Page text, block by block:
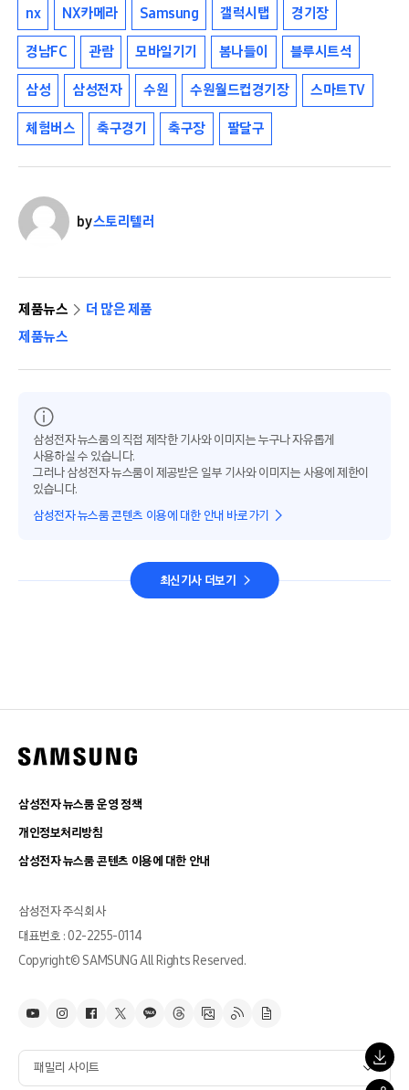
nx NX카메라 Samsung 갤럭시탭 경기장
경남FC 관람 모바일기기 봄나들이 블루시트석
삼성 삼성전자 수원 수원월드컵경기장 스마트TV
체험버스 축구경기 축구장 팔달구
by스토리텔러
제품뉴스
더 많은 제품
제품뉴스
삼성전자 뉴스룸의 직접 제작한 기사와 이미지는 누구나 자유롭게
사용하실 수 있습니다.
그러나 삼성전자 뉴스룸이 제공받은 일부 기사와 이미지는 사용에 제한이
있습니다.
삼성전자 뉴스룸 콘텐츠 이용에 대한 안내 바로가기
최신기사 더보기
삼성전자 뉴스룸 운영 정책
개인정보처리방침
삼성전자 뉴스룸 콘텐츠 이용에 대한 안내
삼성전자 주식회사
대표번호 : 02-2255-0114
Copyright© SAMSUNG All Rights Reserved.
패밀리 사이트